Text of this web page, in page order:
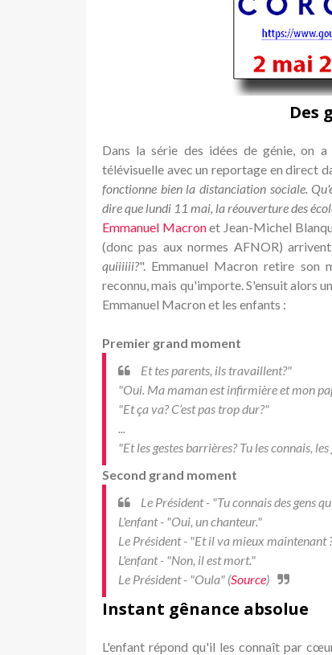
Des
Dans la série des idées de génie, on
télévisuelle avec un reportage en direct
fonctionne bien la distanciation sociale.
dire que lundi 11 mai, la réouverture des
Emmanuel Macronet Jean-Michel
(donc pas aux normes AFNOR)
quiiiiii?". Emmanuel Macron retire son
reconnu, mais qu'importe. S'ensuit alors
Emmanuel Macron et les enfants :
Premier grand moment
Et tes parents, ils travaillent?"
"Oui. Ma maman est infirmière et mon
"Et ça va? C’est pas trop dur?"
...
"Et les gestes barrières? Tu les connais,
Second grand moment
Le Président - "Tu connais des gens
L'enfant - "Oui, un chanteur."
Le Président - "Et il va mieux maintenant
L'enfant - "Non, il est mort."
Le Président - "Oula" (Source)
Instant gênance absolue
L'enfant répond qu'il les connaît par